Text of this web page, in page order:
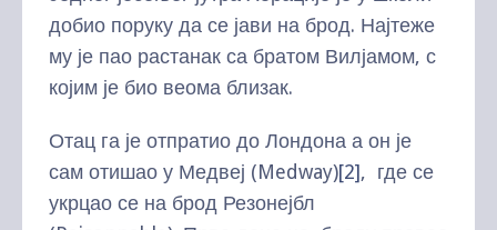
добио поруку да се јави на брод. Најтеже
му је пао растанак са братом Вилјамом, с
којим је био веома близак.
Отац га је отпратио до Лондона а он је
сам отишао у Медвеј (Medway)[2], где се
укрцао се на брод Резонејбл